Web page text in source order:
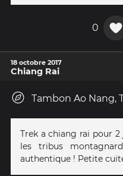
0
18 octobre 2017
Chiang Rai
Tambon Ao Nang,
Trek a chiang rai pour
les tribus
authentique ! Petite